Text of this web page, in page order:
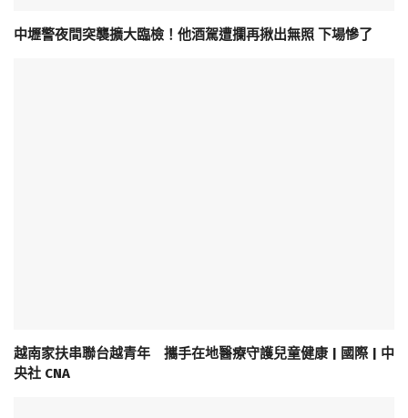
中壢警夜間突襲擴大臨檢！他酒駕遭攔再揪出無照 下場慘了
越南家扶串聯台越青年 攜手在地醫療守護兒童健康 | 國際 | 中
央社 CNA